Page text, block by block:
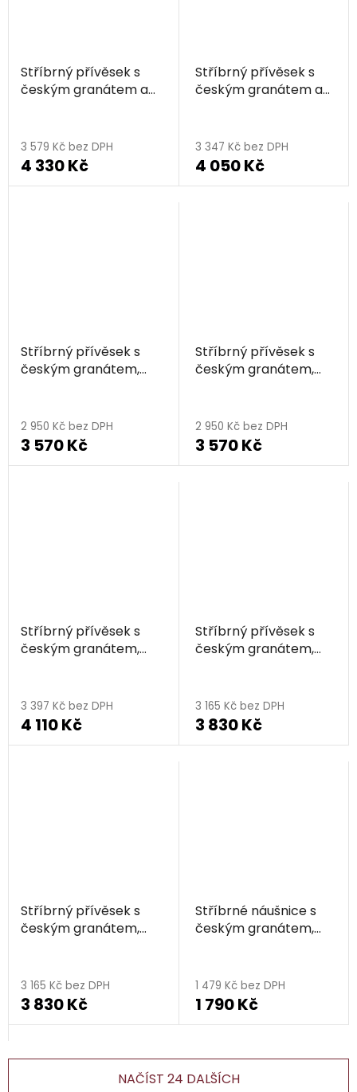
Stříbrný přívěsek s
českým granátem a
3 579 Kč bez DPH
4 330 Kč
Stříbrný přívěsek s
českým granátem a
3 347 Kč bez DPH
4 050 Kč
Stříbrný přívěsek s
českým granátem,
2 950 Kč bez DPH
3 570 Kč
Stříbrný přívěsek s
českým granátem,
2 950 Kč bez DPH
3 570 Kč
Stříbrný přívěsek s
českým granátem,
3 397 Kč bez DPH
4 110 Kč
Stříbrný přívěsek s
českým granátem,
3 165 Kč bez DPH
3 830 Kč
Stříbrný přívěsek s
českým granátem,
3 165 Kč bez DPH
3 830 Kč
Stříbrné náušnice s
českým granátem,
1 479 Kč bez DPH
1 790 Kč
NAČÍST 24 DALŠÍCH